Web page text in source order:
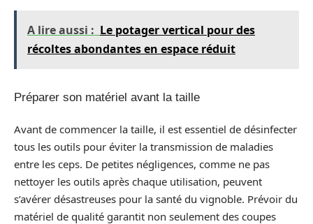
A lire aussi : Le potager vertical pour des
récoltes abondantes en espace réduit
Préparer son matériel avant la taille
Avant de commencer la taille, il est essentiel de désinfecter
tous les outils pour éviter la transmission de maladies
entre les ceps. De petites négligences, comme ne pas
nettoyer les outils après chaque utilisation, peuvent
s’avérer désastreuses pour la santé du vignoble. Prévoir du
matériel de qualité garantit non seulement des coupes